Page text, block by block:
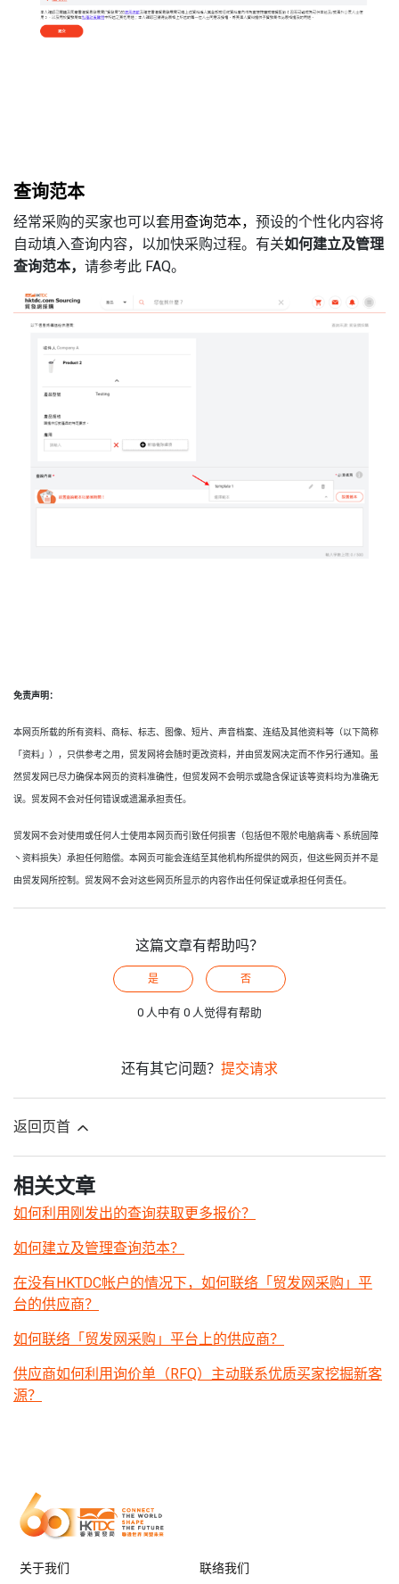
查询范本
经常采购的买家也可以套用查询范本， 预设的个性化内容将
自动填入查询内容，以加快采购过程。有关如何建立及管理
查询范本， 请参考此 FAQ。
免责声明：
本网页所载的所有资料、商标、标志、图像、短片、声音档案、连结及其他资料等（以下简称
「资料」），只供参考之用，贸发网将会随时更改资料，并由贸发网决定而不作另行通知。虽
然贸发网已尽力确保本网页的资料准确性，但贸发网不会明示或隐含保证该等资料均为准确无
误。贸发网不会对任何错误或遗漏承担责任。
贸发网不会对使用或任何人士使用本网页而引致任何损害（包括但不限於电脑病毒丶系统固障
丶资料损失）承担任何赔偿。本网页可能会连结至其他机构所提供的网页，但这些网页并不是
由贸发网所控制。贸发网不会对这些网页所显示的内容作出任何保证或承担任何责任。
这篇文章有帮助吗？
是 否
0 人中有 0 人觉得有帮助
还有其它问题？ 提交请求
返回页首
相关文章
如何利用刚发出的查询获取更多报价？
如何建立及管理查询范本？
在没有HKTDC帐户的情况下，如何联络「贸发网采购」平
台的供应商？
如何联络「贸发网采购」平台上的供应商？
供应商如何利用询价单（RFQ）主动联系优质买家挖掘新客
源？
关于我们 联络我们